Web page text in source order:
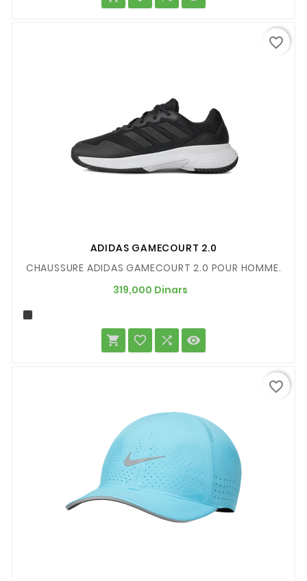
ADIDAS GAMECOURT 2.0
CHAUSSURE ADIDAS GAMECOURT 2.0 POUR HOMME.
319,000 Dinars
   
favorite_border
favorite_border